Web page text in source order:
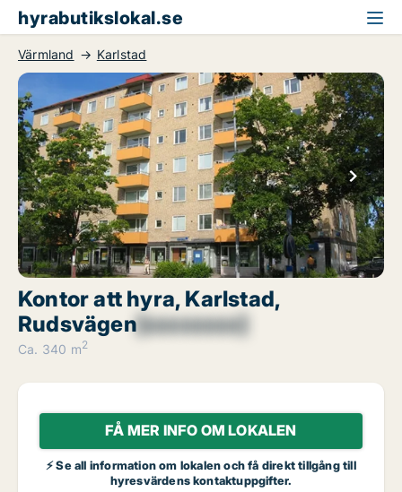
hyrabutikslokal.se
Värmland Karlstad
Kontor att hyra, Karlstad,
Rudsvägen[xxxxxxxx]
Ca. 340 m2
FÅ MER INFO OM LOKALEN
⚡ Se all information om lokalen och få direkt tillgång till
hyresvärdens kontaktuppgifter.